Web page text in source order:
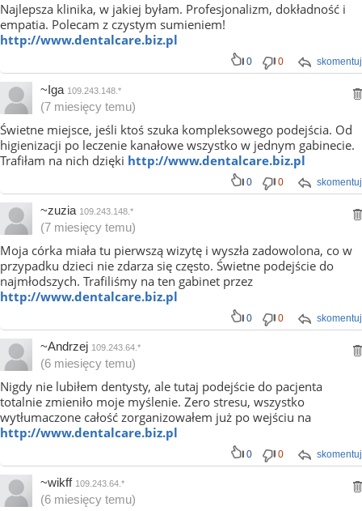
Najlepsza klinika, w jakiej byłam. Profesjonalizm, dokładność i
empatia. Polecam z czystym sumieniem!
http://www.dentalcare.biz.pl
skomentuj
0 0
~Iga 109.243.148.*
(7 miesięcy temu)
Świetne miejsce, jeśli ktoś szuka kompleksowego podejścia. Od
higienizacji po leczenie kanałowe wszystko w jednym gabinecie.
Trafiłam na nich dzięki http://www.dentalcare.biz.pl
skomentuj
0 0
~zuzia 109.243.148.*
(7 miesięcy temu)
Moja córka miała tu pierwszą wizytę i wyszła zadowolona, co w
przypadku dzieci nie zdarza się często. Świetne podejście do
najmłodszych. Trafiliśmy na ten gabinet przez
http://www.dentalcare.biz.pl
skomentuj
0 0
~Andrzej 109.243.64.*
(6 miesięcy temu)
Nigdy nie lubiłem dentysty, ale tutaj podejście do pacjenta
totalnie zmieniło moje myślenie. Zero stresu, wszystko
wytłumaczone całość zorganizowałem już po wejściu na
http://www.dentalcare.biz.pl
skomentuj
0 0
~wikff 109.243.64.*
(6 miesięcy temu)